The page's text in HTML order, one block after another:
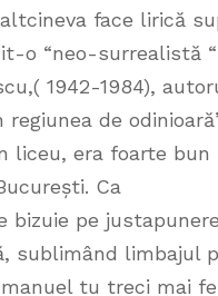
face lirică
o “neo-surrealistă
1942-1984),
regiunea de
liceu, era foarte
Ca
bizuie pe
sublimând limbajul
tu treci mai